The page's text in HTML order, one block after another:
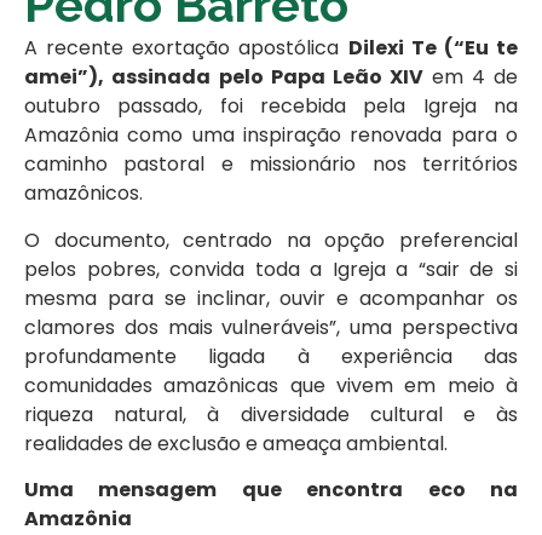
A recente exortação apostólica Dilexi Te (“Eu te
amei”), assinada pelo Papa Leão XIV em 4 de
outubro passado, foi recebida pela Igreja na
Amazônia como uma inspiração renovada para o
caminho pastoral e missionário nos territórios
amazônicos.
O documento, centrado na opção preferencial
pelos pobres, convida toda a Igreja a “sair de si
mesma para se inclinar, ouvir e acompanhar os
clamores dos mais vulneráveis”, uma perspectiva
profundamente ligada à experiência das
comunidades amazônicas que vivem em meio à
riqueza natural, à diversidade cultural e às
realidades de exclusão e ameaça ambiental.
Uma mensagem que encontra eco na
Amazônia